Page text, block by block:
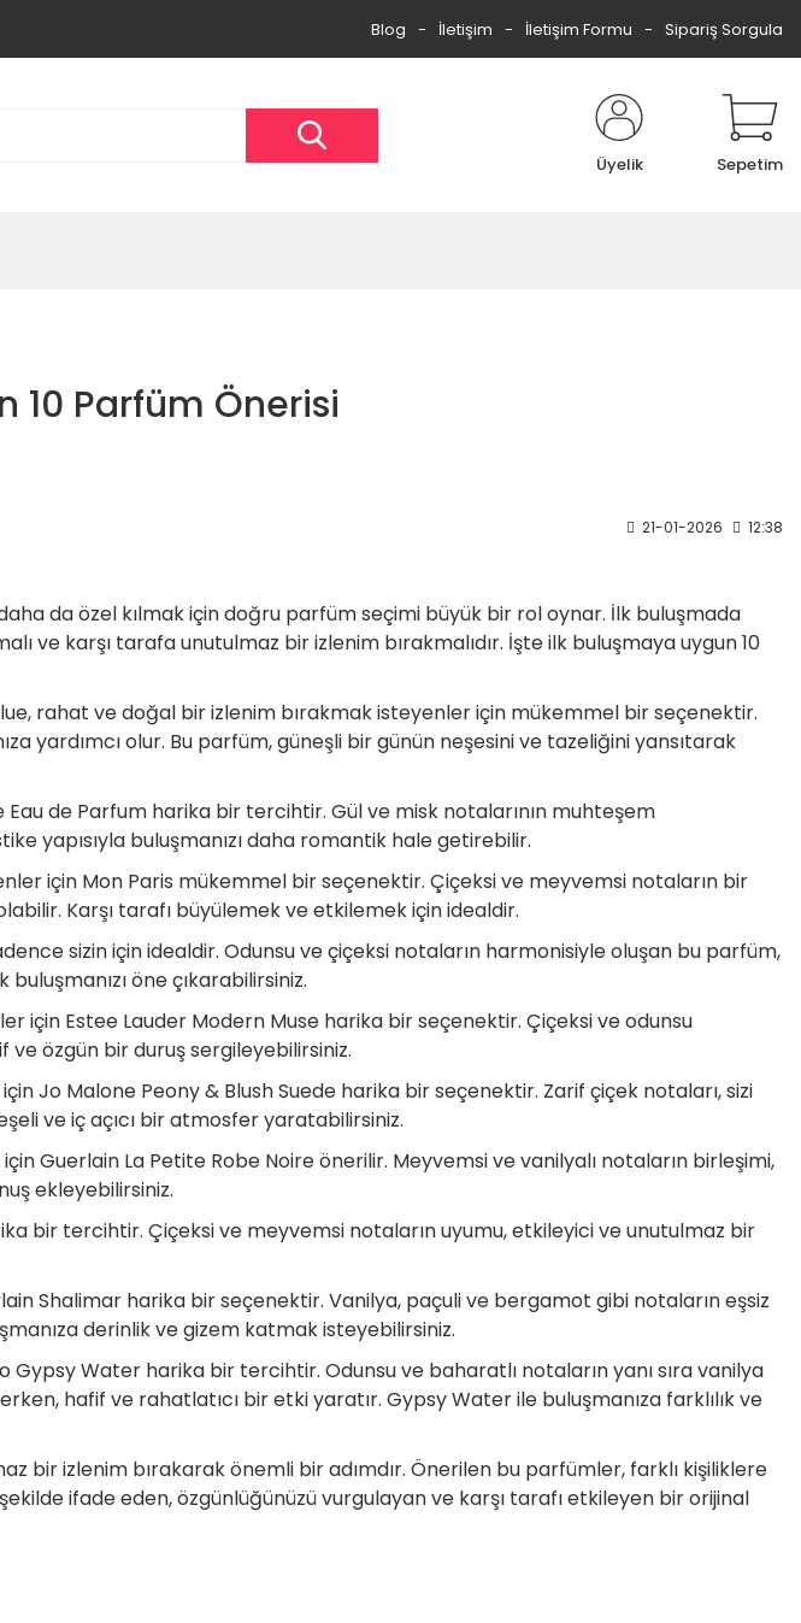
Blog İletişim İletişim Formu Sipariş Sorgula
Üyelik Sepetim
10 Parfüm Önerisi
21-01-2026 12:38
da özel kılmak için doğru parfüm seçimi büyük bir rol oynar. İlk buluşmada
ve karşı tarafa unutulmaz bir izlenim bırakmalıdır. İşte ilk buluşmaya uygun 10
rahat ve doğal bir izlenim bırakmak isteyenler için mükemmel bir seçenektir.
yardımcı olur. Bu parfüm, güneşli bir günün neşesini ve tazeliğini yansıtarak
de Parfum harika bir tercihtir. Gül ve misk notalarının muhteşem
yapısıyla buluşmanızı daha romantik hale getirebilir.
için Mon Paris mükemmel bir seçenektir. Çiçeksi ve meyvemsi notaların bir
Karşı tarafı büyülemek ve etkilemek için idealdir.
sizin için idealdir. Odunsu ve çiçeksi notaların harmonisiyle oluşan bu parfüm,
öne çıkarabilirsiniz.
için Estee Lauder Modern Muse harika bir seçenektir. Çiçeksi ve odunsu
özgün bir duruş sergileyebilirsiniz.
Jo Malone Peony & Blush Suede harika bir seçenektir. Zarif çiçek notaları, sizi
ve iç açıcı bir atmosfer yaratabilirsiniz.
Guerlain La Petite Robe Noire önerilir. Meyvemsi ve vanilyalı notaların birleşimi,
ekleyebilirsiniz.
bir tercihtir. Çiçeksi ve meyvemsi notaların uyumu, etkileyici ve unutulmaz bir
Shalimar harika bir seçenektir. Vanilya, paçuli ve bergamot gibi notaların eşsiz
derinlik ve gizem katmak isteyebilirsiniz.
Gypsy Water harika bir tercihtir. Odunsu ve baharatlı notaların yanı sıra vanilya
hafif ve rahatlatıcı bir etki yaratır. Gypsy Water ile buluşmanıza farklılık ve
bir izlenim bırakarak önemli bir adımdır. Önerilen bu parfümler, farklı kişiliklere
ifade eden, özgünlüğünüzü vurgulayan ve karşı tarafı etkileyen bir orijinal